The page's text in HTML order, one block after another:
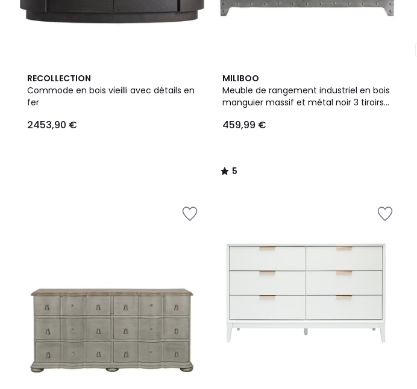
RECOLLECTION
Commode en bois vieilli avec détails en
fer
2453,90 €
MILIBOO
Meuble de rangement industriel en bois
manguier massif et métal noir 3 tiroirs
459,99 €
5
/
5
5
/